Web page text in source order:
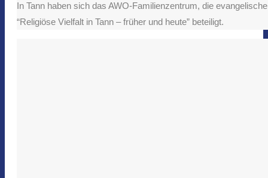
In Tann haben sich das AWO-Familienzentrum, die
“Religiöse Vielfalt in Tann – früher und heute” beteiligt.